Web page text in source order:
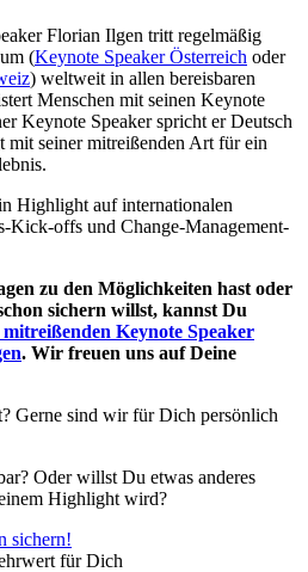
Florian Ilgen tritt regelmäßig
(Keynote Speaker Österreich oder
) weltweit in allen bereisbaren
Menschen mit seinen Keynote
Keynote Speaker spricht er Deutsch
mit seiner mitreißenden Art für ein
Highlight auf internationalen
Kick-offs und Change-Management-
zu den Möglichkeiten hast oder
sichern willst, kannst Du
Keynote Speaker
. Wir freuen uns auf Deine
Gerne sind wir für Dich persönlich
Oder willst Du etwas anderes
Highlight wird?
sichern!
für Dich